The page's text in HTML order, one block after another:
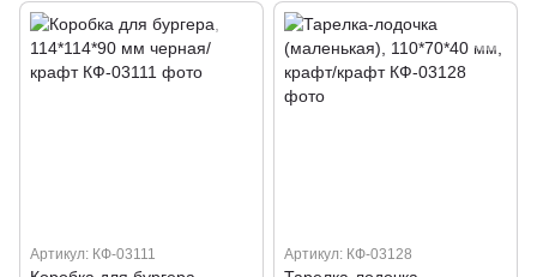
Артикул: КФ-03111 Артикул: КФ-03128